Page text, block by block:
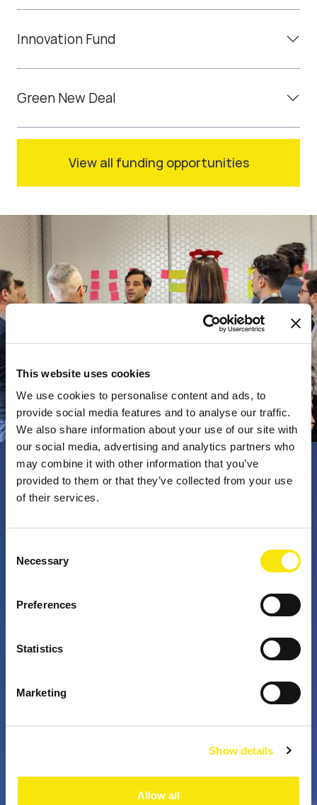
This website uses cookies
We use cookies to personalise content and ads, to
provide social media features and to analyse our traffic.
We also share information about your use of our site with
our social media, advertising and analytics partners who
may combine it with other information that you’ve
provided to them or that they’ve collected from your use
of their services.
Selection
Necessary
Preferences
Statistics
Marketing
Show details
Allow all
Innovation Fund
Green New Deal
View all funding opportunities
PNO Innovation
impatto concreto. Insieme a te, i nostri professionisti
appassionati sfidano lo status quo. Perché è questo
soluzioni migliori per risolvere i problemi. Il mondo di
+
+ Bn €